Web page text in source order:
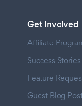
Get Involved
Affiliate
Success Stories
Feature
Guest Blog Post